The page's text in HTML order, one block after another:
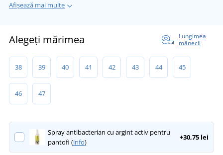
Afișează mai multe
Alegeți mărimea
Lungimea
mânecii
38 39 40 41 42 43 44 45
46 47
Spray antibacterian cu argint activ pentru
pantofi (info)
+30,75 lei